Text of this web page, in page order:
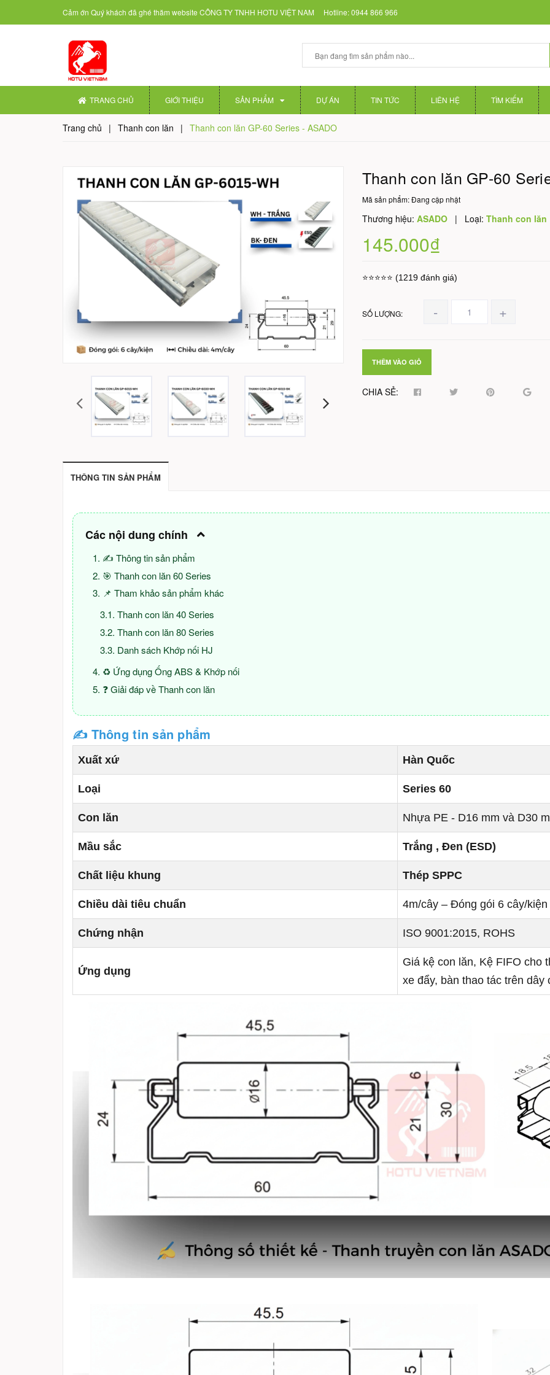
Cảm ớn Quý khách đã ghé thăm website CÔNG TY TNHH HOTU VIỆT NAM Hotline:0944 866 966
TRANG CHỦ GIỚI THIỆU SẢN PHẨM DỰ ÁN TIN TỨC LIÊN HỆ TÌM KIẾM
Trang chủ | Thanh con lăn | Thanh con lăn GP-60 Series - ASADO
Thanh con lăn GP-60
Mã sản phẩm:Đang cập nhật
Thương hiệu: ASADO | Loại: Thanh con lăn
145.000₫
⭐⭐⭐⭐⭐ (1219 đánh giá)
SỐ LƯỢNG: - +
THÊM VÀO GIỎ
CHIA SẺ:
THÔNG TIN SẢN PHẨM
Các nội dung chính
✍ Thông tin sản phẩm
🎯 Thanh con lăn 60 Series
📌 Tham khảo sản phẩm khác
Thanh con lăn 40 Series
Thanh con lăn 80 Series
Danh sách Khớp nối HJ
♻️ Ứng dụng Ống ABS & Khớp nối
❓ Giải đáp về Thanh con lăn
✍ Thông tin sản phẩm
Xuất xứ Hàn Quốc
Loại Series 60
Con lăn Nhựa PE - D16 mm và D30
Mầu sắc Trắng , Đen (ESD)
Chất liệu khung Thép SPPC
Chiều dài tiêu chuẩn 4m/cây – Đóng gói 6 cây/kiện
Chứng nhận ISO 9001:2015, ROHS
Ứng dụng
Giá kệ con lăn, Kệ FIFO cho
xe đẩy, bàn thao tác trên dây